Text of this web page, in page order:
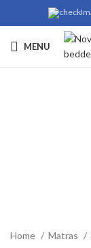
MENU
Home Matras